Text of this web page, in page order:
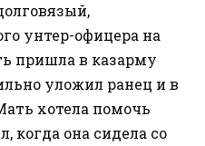
унтер-офицера на
пришла в казарму
уложил ранец и в
хотела помочь
когда она сидела со